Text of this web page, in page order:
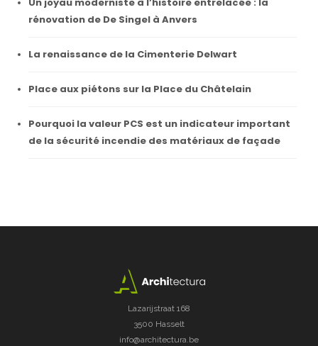
Un joyau moderniste à l’histoire entrelacée : la
rénovation de De Singel à Anvers
La renaissance de la Cimenterie Delwart
Place aux piétons sur la Place du Châtelain
Pourquoi la valeur PCS est un indicateur important
de la sécurité incendie des matériaux de façade
Lazarijstraat 168
3500 Hasselt
info@architectura.be